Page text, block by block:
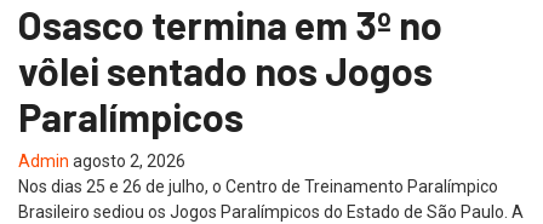
Osasco termina em 3º no
vôlei sentado nos Jogos
Paralímpicos
Admin agosto 2, 2026
Nos dias 25 e 26 de julho, o Centro de Treinamento Paralímpico
Brasileiro sediou os Jogos Paralímpicos do Estado de São Paulo. A